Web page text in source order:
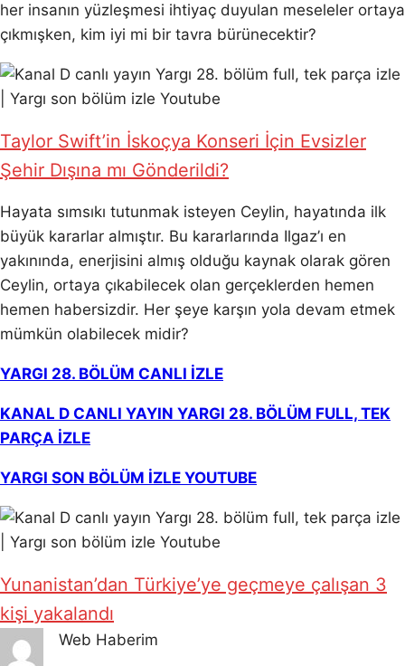
her insanın yüzleşmesi ihtiyaç duyulan meseleler ortaya
çıkmışken, kim iyi mi bir tavra bürünecektir?
Taylor Swift’in İskoçya Konseri İçin Evsizler
Şehir Dışına mı Gönderildi?
Hayata sımsıkı tutunmak isteyen Ceylin, hayatında ilk
büyük kararlar almıştır. Bu kararlarında Ilgaz’ı en
yakınında, enerjisini almış olduğu kaynak olarak gören
Ceylin, ortaya çıkabilecek olan gerçeklerden hemen
hemen habersizdir. Her şeye karşın yola devam etmek
mümkün olabilecek midir?
YARGI 28. BÖLÜM CANLI İZLE
KANAL D CANLI YAYIN YARGI 28. BÖLÜM FULL, TEK
PARÇA İZLE
YARGI SON BÖLÜM İZLE YOUTUBE
Yunanistan’dan Türkiye’ye geçmeye çalışan 3
kişi yakalandı
Web Haberim